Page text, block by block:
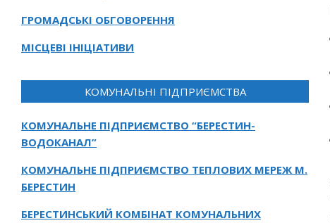
ГРОМАДСЬКІ ОБГОВОРЕННЯ
МІСЦЕВІ ІНІЦІАТИВИ
КОМУНАЛЬНІ ПІДПРИЄМСТВА
КОМУНАЛЬНЕ ПІДПРИЄМСТВО “БЕРЕСТИН-
ВОДОКАНАЛ”
КОМУНАЛЬНЕ ПІДПРИЄМСТВО ТЕПЛОВИХ МЕРЕЖ М.
БЕРЕСТИН
БЕРЕСТИНСЬКИЙ КОМБІНАТ КОМУНАЛЬНИХ